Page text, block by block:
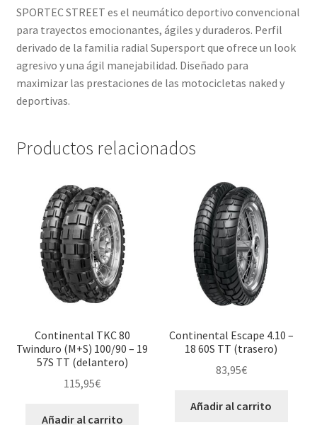
SPORTEC STREET es el neumático deportivo convencional
para trayectos emocionantes, ágiles y duraderos. Perfil
derivado de la familia radial Supersport que ofrece un look
agresivo y una ágil manejabilidad. Diseñado para
maximizar las prestaciones de las motocicletas naked y
deportivas.
Productos relacionados
Continental TKC 80
Twinduro (M+S) 100/90 – 19
57S TT (delantero)
115,95€
Añadir al carrito
Continental Escape 4.10 –
18 60S TT (trasero)
83,95€
Añadir al carrito